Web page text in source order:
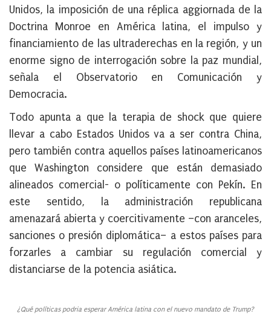
Unidos, la imposición de una réplica aggiornada de la
Doctrina Monroe en América latina, el impulso y
financiamiento de las ultraderechas en la región, y un
enorme signo de interrogación sobre la paz mundial,
señala el Observatorio en Comunicación y
Democracia.
Todo apunta a que la terapia de shock que quiere
llevar a cabo Estados Unidos va a ser contra China,
pero también contra aquellos países latinoamericanos
que Washington considere que están demasiado
alineados comercial- o políticamente con Pekín. En
este sentido, la administración republicana
amenazará abierta y coercitivamente –con aranceles,
sanciones o presión diplomática– a estos países para
forzarles a cambiar su regulación comercial y
distanciarse de la potencia asiática.
¿Qué políticas podria esperar América latina con el nuevo mandato de Trump?